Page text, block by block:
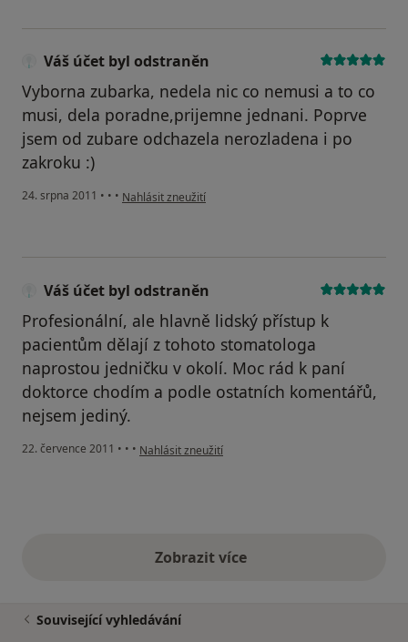
Váš účet byl odstraněn
Vyborna zubarka, nedela nic co nemusi a to co
musi, dela poradne,prijemne jednani. Poprve
jsem od zubare odchazela nerozladena i po
zakroku :)
24. srpna 2011 • • • podle názoru uživatele Váš účet byl odstraněn
Nahlásit zneužití
Váš účet byl odstraněn
Profesionální, ale hlavně lidský přístup k
pacientům dělají z tohoto stomatologa
naprostou jedničku v okolí. Moc rád k paní
doktorce chodím a podle ostatních komentářů,
nejsem jediný.
22. července 2011 • • • podle názoru uživatele Váš účet byl odstraněn
Nahlásit zneužití
Zobrazit vícevýše uvedené názory
Související vyhledávání